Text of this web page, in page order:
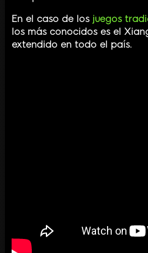
En el caso de los juegos
los más conocidos es el
extendido en todo el país.